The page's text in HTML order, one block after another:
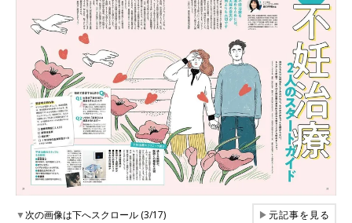
▼次の画像は下へスクロール (3/17) ▶元記事を見る